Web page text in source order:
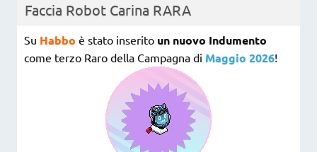
Faccia Robot Carina RARA
Su Habbo è stato inserito un nuovo Indumento
come terzo Raro della Campagna di Maggio 2026!